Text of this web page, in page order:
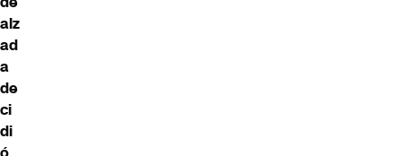
alz
ad
a
de
ci
di